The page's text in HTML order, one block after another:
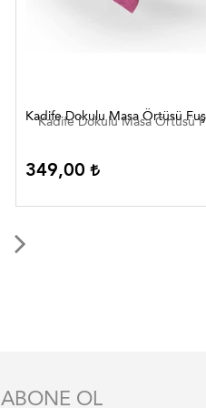
Kadife Dokulu Masa Örtüsü
Kadife Dokulu Masa Örtüsü
349,00
ABONE OL